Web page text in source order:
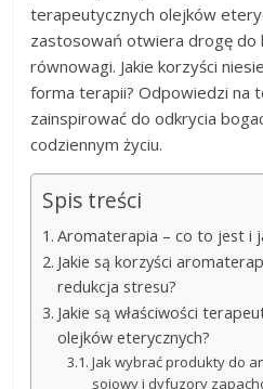
terapeutycznych olejków
zastosowań otwiera drogę do
równowagi. Jakie korzyści
forma terapii? Odpowiedzi na
zainspirować do odkrycia
codziennym życiu.
Spis treści
Aromaterapia – co to jest i
Jakie są korzyści
redukcja stresu?
Jakie są właściwości
olejków eterycznych?
Jak wybrać produkty do
sojowy i dyfuzory